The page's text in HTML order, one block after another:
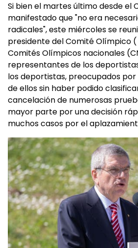
Si bien el martes último desde el
manifestado que "no era
radicales", este miércoles se
presidente del Comité Olímpico (
Comités Olímpicos nacionales
representantes de los
los deportistas, preocupados por
de ellos sin haber podido
cancelación de numerosas
mayor parte por una decisión
muchos casos por el